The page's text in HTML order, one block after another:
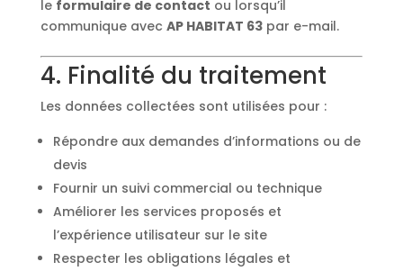
le formulaire de contact ou lorsqu’il
communique avec AP HABITAT 63par e-mail.
4. Finalité du traitement
Les données collectées sont utilisées pour :
Répondre aux demandes d’informations ou de
devis
Fournir un suivi commercial ou technique
Améliorer les services proposés et
l’expérience utilisateur sur le site
Respecter les obligations légales et